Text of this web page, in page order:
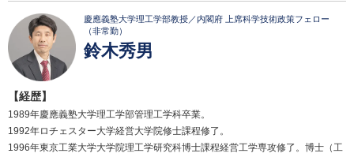
慶應義塾大学理工学部教授／内閣府 上席科学技術政策フェロー
（非常勤）
鈴木秀男
【経歴】
1989年慶應義塾大学理工学部管理工学科卒業。
1992年ロチェスター大学経営大学院修士課程修了。
1996年東京工業大学大学院理工学研究科博士課程経営工学専攻修了。博士（工